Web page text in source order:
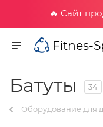
🔥 Сайт
Fitnes-
Батуты 34
Оборудование для